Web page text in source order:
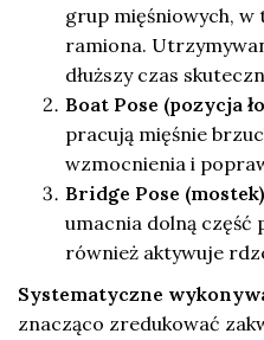
grup mięśniowych, w
ramiona.
dłuższy czas
Boat Pose (pozycja
pracują mięśnie
wzmocnienia i
Bridge Pose (mostek)
umacnia dolną część
również aktywuje
Systematyczne
znacząco zredukować